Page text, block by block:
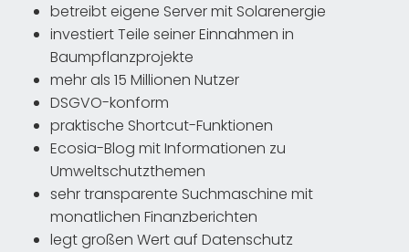
betreibt eigene Server mit Solarenergie
investiert Teile seiner Einnahmen in
Baumpflanzprojekte
mehr als 15 Millionen Nutzer
DSGVO-konform
praktische Shortcut-Funktionen
Ecosia-Blog mit Informationen zu
Umweltschutzthemen
sehr transparente Suchmaschine mit
monatlichen Finanzberichten
legt großen Wert auf Datenschutz